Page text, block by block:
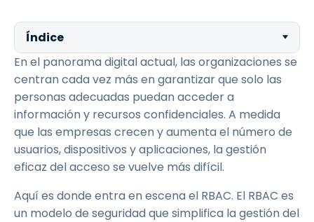
Índice
En el panorama digital actual, las organizaciones se
centran cada vez más en garantizar que solo las
personas adecuadas puedan acceder a
información y recursos confidenciales. A medida
que las empresas crecen y aumenta el número de
usuarios, dispositivos y aplicaciones, la gestión
eficaz del acceso se vuelve más difícil.
Aquí es donde entra en escena el RBAC. El RBAC es
un modelo de seguridad que simplifica la gestión del